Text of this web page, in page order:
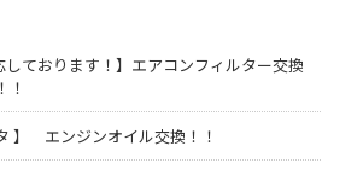
しております！】エアコンフィルター交換
！
】 エンジンオイル交換！！